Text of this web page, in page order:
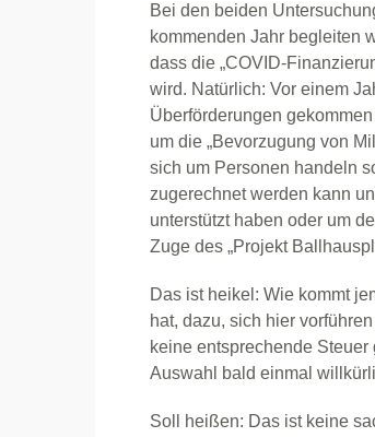
Bei den beiden
kommenden Jahr begleiten
dass die „COVID-
wird. Natürlich: Vor einem
Überförderungen
um die „Bevorzugung von
sich um Personen handeln
zugerechnet werden kann
unterstützt haben oder um
Zuge des „Projekt
Das ist heikel: Wie kommt
hat, dazu, sich hier
keine entsprechende
Auswahl bald einmal
Soll heißen: Das ist keine